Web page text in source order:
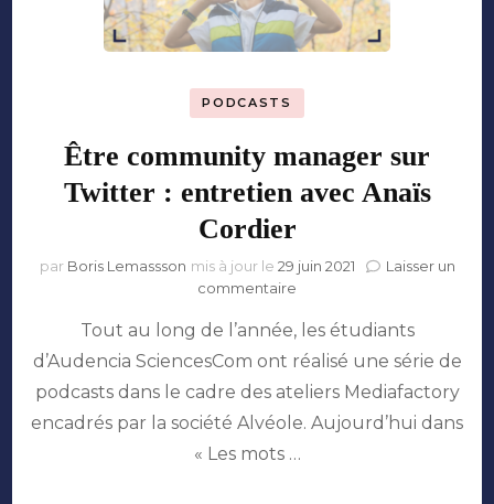
PODCASTS
Être community manager sur
Twitter : entretien avec Anaïs
Cordier
par Boris Lemassson mis à jour le 29 juin 2021
Laisser un
commentaire
community
manager
Twitter
:
avec
Tout au long de l’année, les étudiants
d’Audencia SciencesCom ont réalisé une série de
podcasts dans le cadre des ateliers Mediafactory
encadrés par la société Alvéole. Aujourd’hui dans
« Les mots …